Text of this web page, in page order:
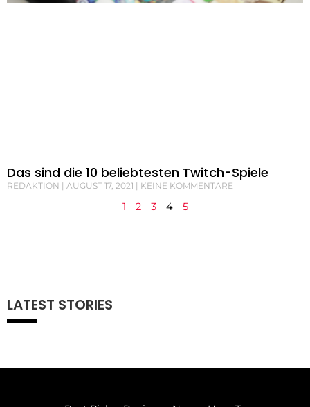
Das sind die 10 beliebtesten Twitch-Spiele
REDAKTION AUGUST 17, 2021 KEINE KOMMENTARE
1 2 3 4 5
LATEST STORIES